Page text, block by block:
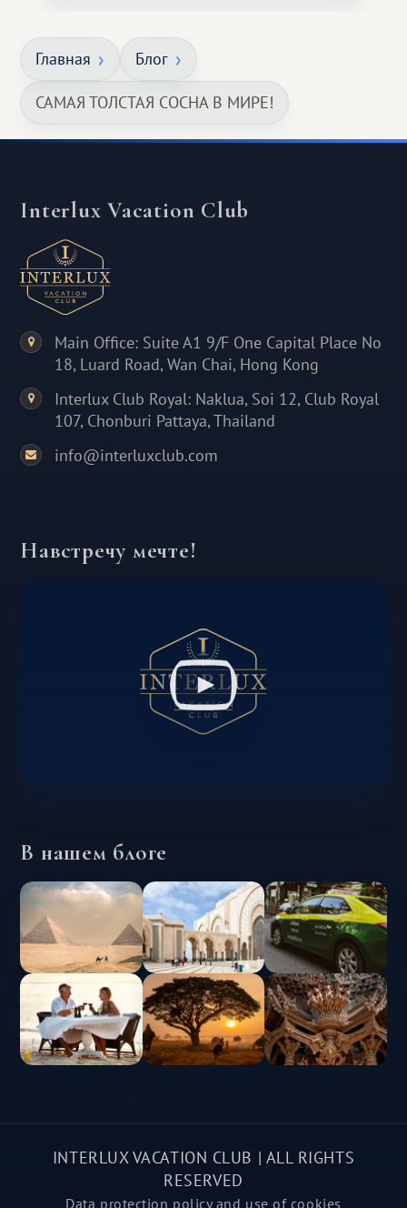
Главная Блог
САМАЯ ТОЛСТАЯ СОСНА В МИРЕ!
Interlux Vacation Club
Main Office: Suite A1 9/F One Capital Place No
18, Luard Road, Wan Chai, Hong Kong
Interlux Club Royal: Naklua, Soi 12, Club Royal
107, Chonburi Pattaya, Thailand
info@interluxclub.com
Навстречу мечте!
В нашем блоге
INTERLUX VACATION CLUB | ALL RIGHTS
RESERVED
Data protection policy and use of cookies